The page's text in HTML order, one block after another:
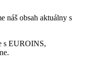
náš obsah aktuálny s
s EUROINS,